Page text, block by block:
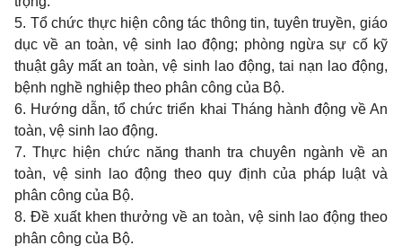
5. Tổ chức thực hiện công tác thông tin, tuyên truyền, giáo
dục về an toàn, vệ sinh lao động; phòng ngừa sự cố kỹ
thuật gây mất an toàn, vệ sinh lao động, tai nạn lao động,
bệnh nghề nghiệp theo phân công của Bộ.
6. Hướng dẫn, tổ chức triển khai Tháng hành động về An
toàn, vệ sinh lao động.
7. Thực hiện chức năng thanh tra chuyên ngành về an
toàn, vệ sinh lao động theo quy định của pháp luật và
phân công của Bộ.
8. Đề xuất khen thưởng về an toàn, vệ sinh lao động theo
phân công của Bộ.